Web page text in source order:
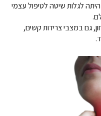
לגלות שיטה לטיפול עצמי
גם במצבי צרידות קשים,